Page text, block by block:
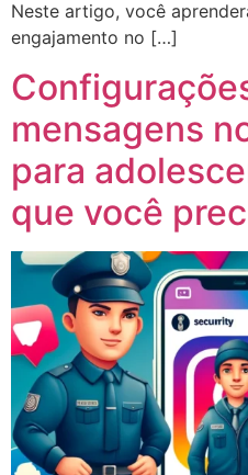
Neste artigo, você
engajamento no […]
mensagens
para
que você